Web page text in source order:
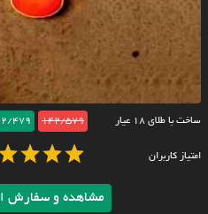
ساخت با طلای ۱۸ عیار 142/579
479
امتیاز کاربران
مشاهده و سفارش